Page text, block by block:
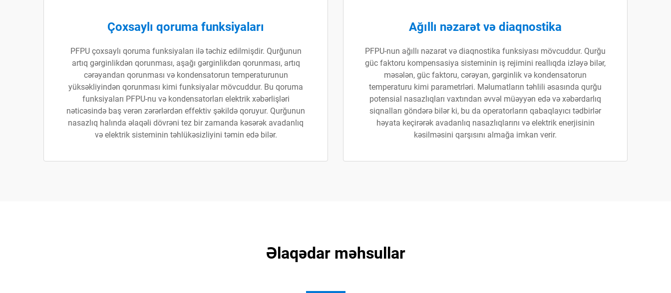
Çoxsaylı qoruma funksiyaları
PFPU çoxsaylı qoruma funksiyaları ilə təchiz edilmişdir. Qurğunun
artıq gərginlikdən qorunması, aşağı gərginlikdən qorunması, artıq
cərəyandan qorunması və kondensatorun temperaturunun
yüksəkliyindən qorunması kimi funksiyalar mövcuddur. Bu qoruma
funksiyaları PFPU-nu və kondensatorları elektrik xəbərlişləri
nəticəsində baş verən zərərlərdən effektiv şəkildə qoruyur. Qurğunun
nasazlıq halında əlaqəli dövrəni tez bir zamanda kəsərək avadanlıq
və elektrik sisteminin təhlükəsizliyini təmin edə bilər.
Ağıllı nəzarət və diaqnostika
PFPU-nun ağıllı nəzarət və diaqnostika funksiyası mövcuddur. Qurğu
güc faktoru kompensasiya sisteminin iş rejimini reallıqda izləyə bilər,
məsələn, güc faktoru, cərəyan, gərginlik və kondensatorun
temperaturu kimi parametrləri. Məlumatların təhlili əsasında qurğu
potensial nasazlıqları vaxtından əvvəl müəyyən edə və xəbərdarlıq
siqnalları göndərə bilər ki, bu da operatorların qabaqlayıcı tədbirlər
həyata keçirərək avadanlıq nasazlıqlarını və elektrik enerjisinin
kəsilməsini qarşısını almağa imkan verir.
Əlaqədar məhsullar